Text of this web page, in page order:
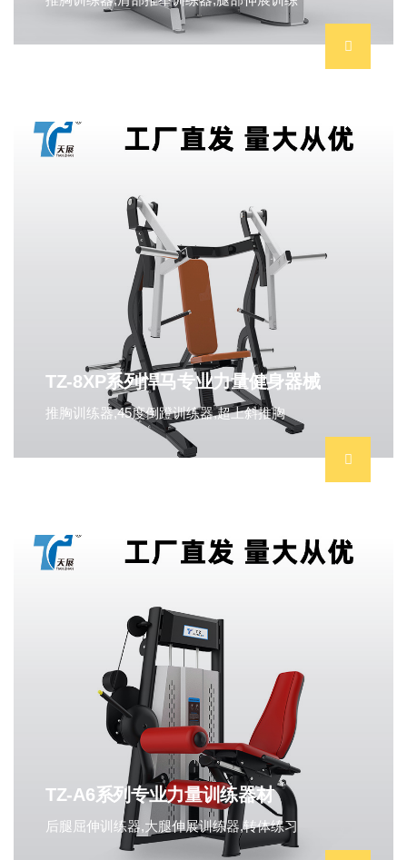
TZ-8XP系列悍马专业力量健身器械
推胸训练器,45度倒蹬训练器,超上斜推胸
TZ-A6系列专业力量训练器材
后腿屈伸训练器,大腿伸展训练器,转体练习